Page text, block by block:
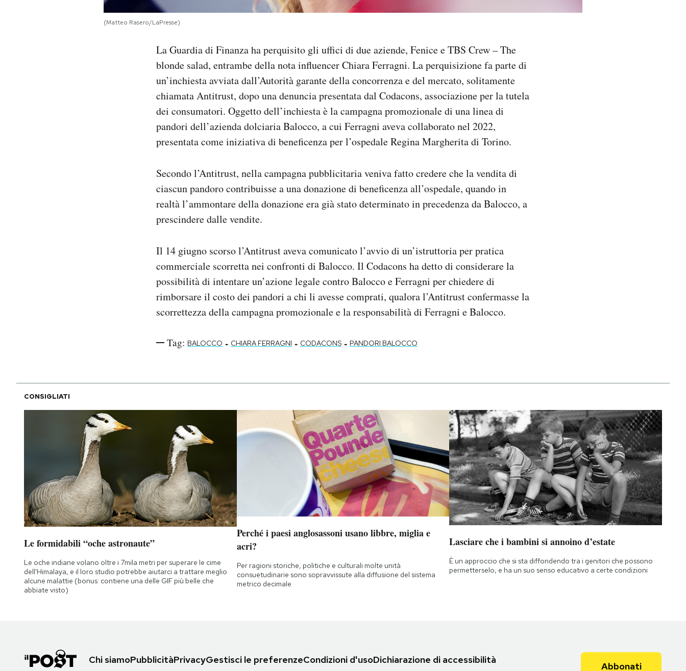
Hai bisogno di aiuto?(Matteo Rasero/LaPresse)
La Guardia di Finanza ha perquisito gli uffici di due aziende, Fenice e TBS Crew – The
blonde salad, entrambe della nota influencer Chiara Ferragni. La perquisizione fa parte di
un’inchiesta avviata dall’Autorità garante della concorrenza e del mercato, solitamente
chiamata Antitrust, dopo una denuncia presentata dal Codacons, associazione per la tutela
dei consumatori. Oggetto dell’inchiesta è la campagna promozionale di una linea di
pandori dell’azienda dolciaria Balocco, a cui Ferragni aveva collaborato nel 2022,
presentata come iniziativa di beneficenza per l’ospedale Regina Margherita di Torino.
Secondo l’Antitrust, nella campagna pubblicitaria veniva fatto credere che la vendita di
ciascun pandoro contribuisse a una donazione di beneficenza all’ospedale, quando in
realtà l’ammontare della donazione era già stato determinato in precedenza da Balocco, a
prescindere dalle vendite.
Il 14 giugno scorso l’Antitrust aveva comunicato l’avvio di un’istruttoria per pratica
commerciale scorretta nei confronti di Balocco. Il Codacons ha detto di considerare la
possibilità di intentare un’azione legale contro Balocco e Ferragni per chiedere di
rimborsare il costo dei pandori a chi li avesse comprati, qualora l’Antitrust confermasse la
scorrettezza della campagna promozionale e la responsabilità di Ferragni e Balocco.
Tag: BALOCCO - CHIARA FERRAGNI - CODACONS - PANDORI BALOCCO
CONSIGLIATI
Le formidabili “oche astronaute”
Le oche indiane volano oltre i 7mila metri per superare le cime
dell'Himalaya, e il loro studio potrebbe aiutarci a trattare meglio
alcune malattie (bonus: contiene una delle GIF più belle che
abbiate visto)
Perché i paesi anglosassoni usano libbre, miglia e
acri?
Per ragioni storiche, politiche e culturali molte unità
consuetudinarie sono sopravvissute alla diffusione del sistema
metrico decimale
Lasciare che i bambini si annoino d’estate
È un approccio che si sta diffondendo tra i genitori che possono
permetterselo, e ha un suo senso educativo a certe condizioni
Chi siamoPubblicitàPrivacyGestisci le preferenzeCondizioni d'usoDichiarazione di accessibilità
Abbonati